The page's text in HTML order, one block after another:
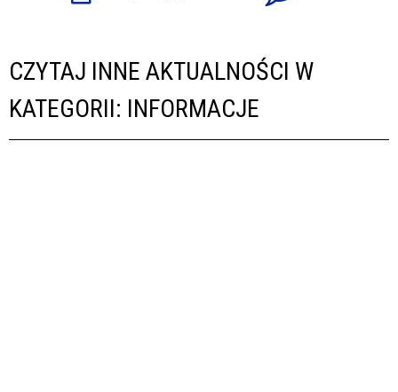
CZYTAJ INNE AKTUALNOŚCI W
KATEGORII: INFORMACJE